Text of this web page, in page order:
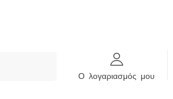
Ο λογαριασμός μου